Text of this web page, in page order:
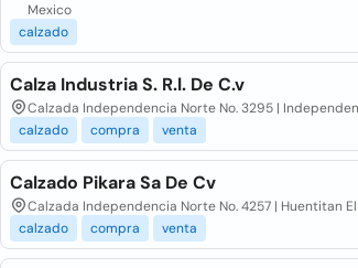
Mexico
calzado
Calza Industria S. R.l. De C.v
Calzada Independencia Norte No. 3295 |
calzado
compra venta
Calzado Pikara Sa De Cv
Calzada Independencia Norte No. 4257 | Huentitan
calzado
compra venta